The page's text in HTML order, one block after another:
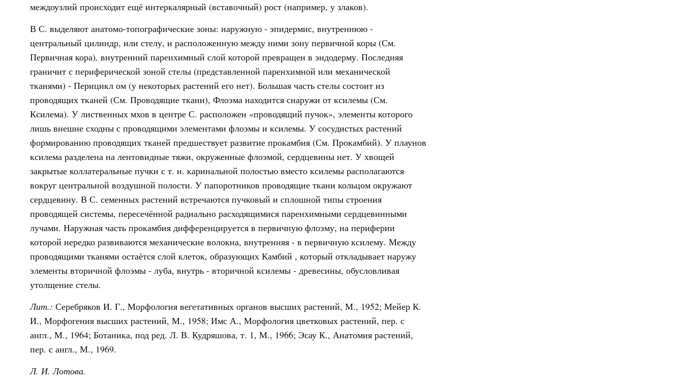
междоузлий происходит ещё интеркалярный (вставочный) рост (например, у злаков).
В С. выделяют анатомо-топографические зоны: наружную - эпидермис, внутреннюю -
центральный цилиндр, или стелу, и расположенную между ними зону первичной коры (См.
Первичная кора), внутренний паренхимный слой которой превращен в эндодерму. Последняя
граничит с периферической зоной стелы (представленной паренхимной или механической
тканями) - Перицикл ом (у некоторых растений его нет). Большая часть стелы состоит из
проводящих тканей (См. Проводящие ткани), Флоэма находится снаружи от ксилемы (См.
Ксилема). У лиственных мхов в центре С. расположен «проводящий пучок», элементы которого
лишь внешне сходны с проводящими элементами флоэмы и ксилемы. У сосудистых растений
формированию проводящих тканей предшествует развитие прокамбия (См. Прокамбий). У плаунов
ксилема разделена на лентовидные тяжи, окруженные флоэмой, сердцевины нет. У хвощей
закрытые коллатеральные пучки с т. н. каринальной полостью вместо ксилемы располагаются
вокруг центральной воздушной полости. У папоротников проводящие ткани кольцом окружают
сердцевину. В С. семенных растений встречаются пучковый и сплошной типы строения
проводящей системы, пересечённой радиально расходящимися паренхимными сердцевинными
лучами. Наружная часть прокамбия дифференцируется в первичную флоэму, на периферии
которой нередко развиваются механические волокна, внутренняя - в первичную ксилему. Между
проводящими тканями остаётся слой клеток, образующих Камбий , который откладывает наружу
элементы вторичной флоэмы - луба, внутрь - вторичной ксилемы - древесины, обусловливая
утолщение стелы.
Лит.: Серебряков И. Г., Морфология вегетативных органов высших растений, М., 1952; Мейер К.
И., Морфогения высших растений, М., 1958; Имс А., Морфология цветковых растений, пер. с
англ., М., 1964; Ботаника, под ред. Л. В. Кудряшова, т. 1, М., 1966; Эсау К., Анатомия растений,
пер. с англ., М., 1969.
Л. И. Лотова.